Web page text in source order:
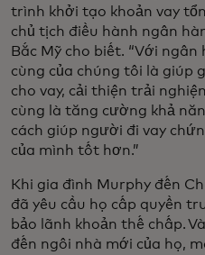
trình khởi tạo khoản vay
chủ tịch điều hành ngân
Bắc Mỹ cho biết. “Với
cùng của chúng tôi là giúp
cho vay, cải thiện trải
cùng là tăng cường khả
cách giúp người đi vay
của mình tốt hơn.”
Khi gia đình Murphy đến
đã yêu cầu họ cấp quyền
bảo lãnh khoản thế chấp.
đến ngôi nhà mới của họ,